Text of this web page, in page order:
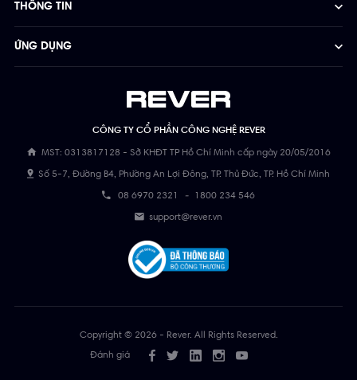
CÔNG TY CỔ PHẦN CÔNG NGHỆ REVER
MST: 0313817128 - Sở KHĐT TP Hồ Chí Minh cấp ngày 20/05/2016
Số 5-7, Đường B4, Phường An Lợi Đông, TP. Thủ Đức, TP. Hồ Chí Minh
08 6970 2321 - 1800 234 546
support@rever.vn
THÔNG TIN
ỨNG DỤNG
Copyright © 2026 - Rever. All Rights Reserved.
Đánh giá